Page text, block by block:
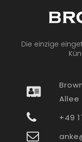
Die einzige
Allee
+49